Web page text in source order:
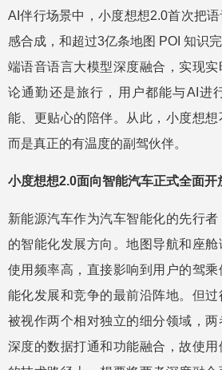
AI伴行场景中，小度想想2.0首次把
感合成，和超过3亿条地图 POI 知识
端语音语言大模型深度融合，实现
论通勤还是旅行，用户都能与AI进
能、更贴心的陪伴。从此，小度想想
而是真正的有温度的副驾伙伴。
小度想想2.0面向智能汽车正式全面开
新能源汽车作为汽车智能化的先行
的智能化发展方向。地图导航和座舱
使用频率高，直接影响到用户的驾
能化发展和竞争的最前沿阵地。但
被视作两个相对独立的细分领域，
深度的数据打通和功能融合，故使